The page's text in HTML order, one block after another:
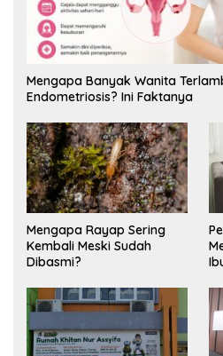
Mengapa Banyak Wanita
Endometriosis? Ini Faktanya
Mengapa Rayap Sering
Kembali Meski Sudah
Dibasmi?